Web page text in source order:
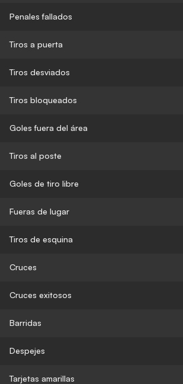
Penales fallados
Tiros a puerta
Tiros desviados
Tiros bloqueados
Goles fuera del área
Tiros al poste
Goles de tiro libre
Fueras de lugar
Tiros de esquina
Cruces
Cruces exitosos
Barridas
Despejes
Tarjetas amarillas